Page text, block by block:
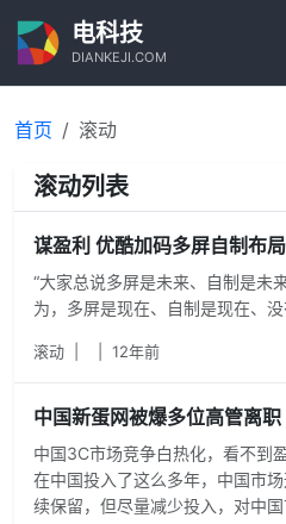
电科技
DIANKEJI.COM
首页 滚动
滚动列表
谋盈利 优酷加码多屏自制布局
“大家总说多屏是未来、自制是未
为，多屏是现在、自制是现在、没
滚动 12年前
中国新蛋网被爆多位高管离
中国3C市场竞争白热化，看不到
在中国投入了这么多年，中国市
续保留，但尽量减少投入，对中